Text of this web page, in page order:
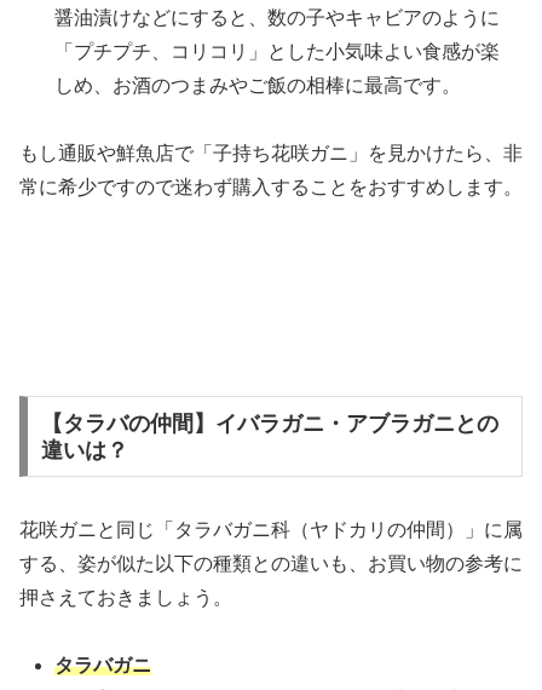
醤油漬けなどにすると、数の子やキャビアのように
「プチプチ、コリコリ」とした小気味よい食感が楽
しめ、お酒のつまみやご飯の相棒に最高です。
もし通販や鮮魚店で「子持ち花咲ガニ」を見かけたら、非
常に希少ですので迷わず購入することをおすすめします。
【タラバの仲間】イバラガニ・アブラガニとの
違いは？
花咲ガニと同じ「タラバガニ科（ヤドカリの仲間）」に属
する、姿が似た以下の種類との違いも、お買い物の参考に
押さえておきましょう。
タラバガニ